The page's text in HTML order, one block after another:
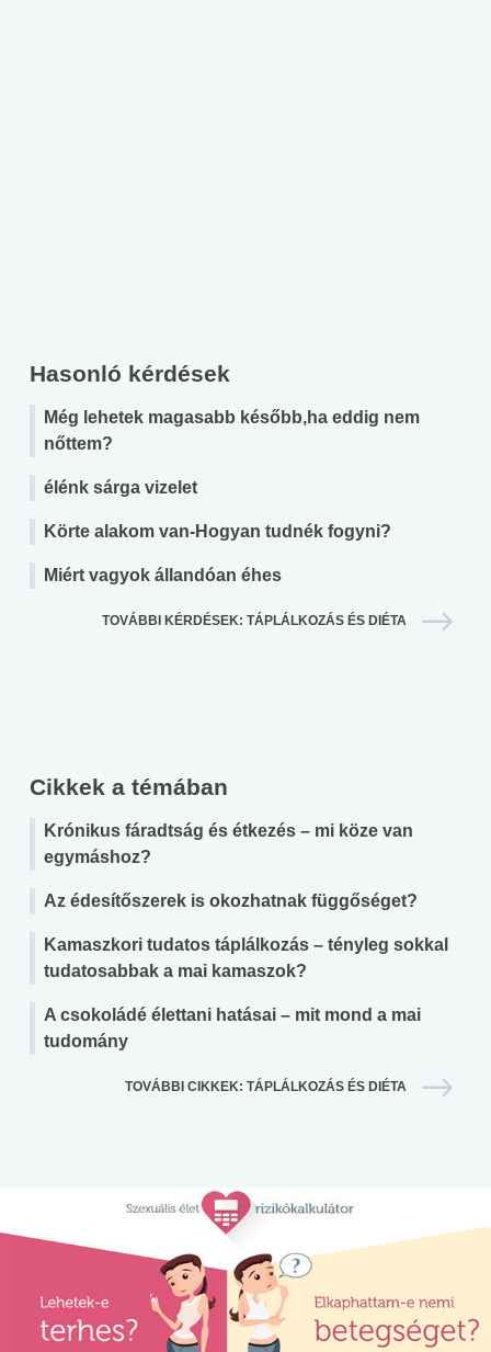
Hasonló kérdések
Még lehetek magasabb később,ha eddig nem
nőttem?
élénk sárga vizelet
Körte alakom van-Hogyan tudnék fogyni?
Miért vagyok állandóan éhes
TOVÁBBI KÉRDÉSEK: TÁPLÁLKOZÁS ÉS DIÉTA
Cikkek a témában
Krónikus fáradtság és étkezés – mi köze van
egymáshoz?
Az édesítőszerek is okozhatnak függőséget?
Kamaszkori tudatos táplálkozás – tényleg sokkal
tudatosabbak a mai kamaszok?
A csokoládé élettani hatásai – mit mond a mai
tudomány
TOVÁBBI CIKKEK: TÁPLÁLKOZÁS ÉS DIÉTA